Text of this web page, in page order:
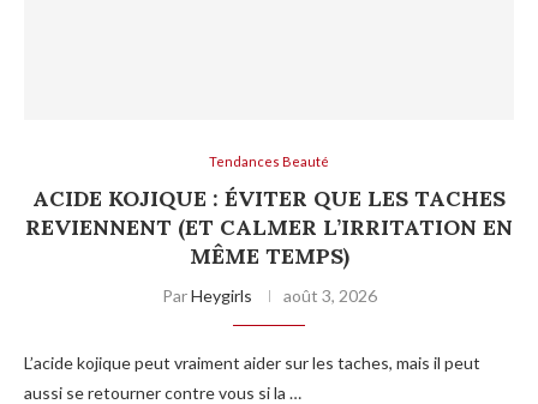
Tendances Beauté
ACIDE KOJIQUE : ÉVITER QUE LES TACHES
REVIENNENT (ET CALMER L’IRRITATION EN
MÊME TEMPS)
ParHeygirls août 3, 2026
L’acide kojique peut vraiment aider sur les taches, mais il peut
aussi se retourner contre vous si la …